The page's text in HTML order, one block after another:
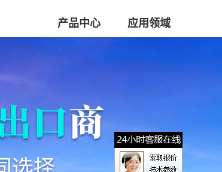
产品中心 应用领域